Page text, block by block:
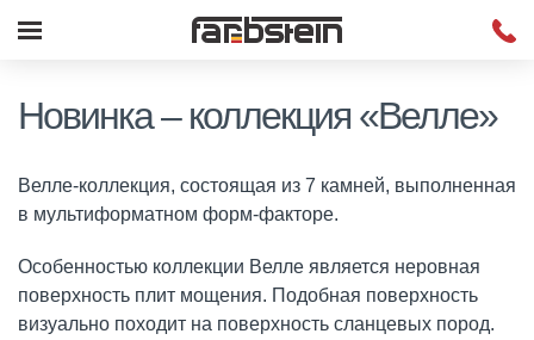
Новинка – коллекция «Велле»
Велле-коллекция, состоящая из 7 камней, выполненная
в мультиформатном форм-факторе.
Особенностью коллекции Велле является неровная
поверхность плит мощения. Подобная поверхность
визуально походит на поверхность сланцевых пород.